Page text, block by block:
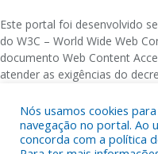
Nós usamos cookies
navegação no portal. Ao
concorda com a política
Este portal foi desenvolvido
do W3C – World Wide Web
documento Web Content
atender as exigências do
eletrônicos da administração
computadores para o uso
garantindo-lhes o pleno